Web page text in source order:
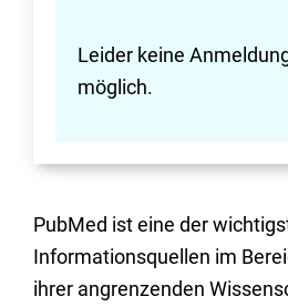
Leider keine
möglich.
PubMed ist eine der
Informationsquellen im
ihrer angrenzenden